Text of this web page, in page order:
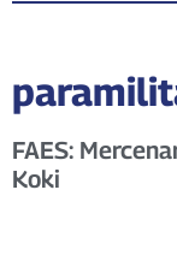
FAES:
Koki